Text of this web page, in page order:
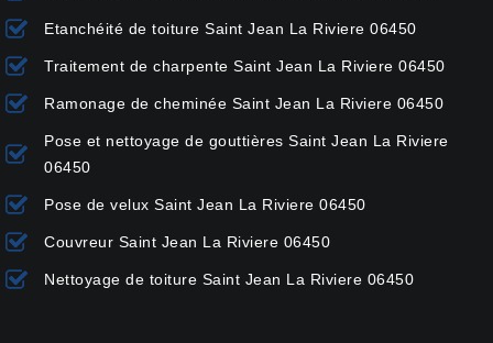
Etanchéité de toiture Saint Jean La Riviere 06450
Traitement de charpente Saint Jean La Riviere 06450
Ramonage de cheminée Saint Jean La Riviere 06450
Pose et nettoyage de gouttières Saint Jean La Riviere
06450
Pose de velux Saint Jean La Riviere 06450
Couvreur Saint Jean La Riviere 06450
Nettoyage de toiture Saint Jean La Riviere 06450